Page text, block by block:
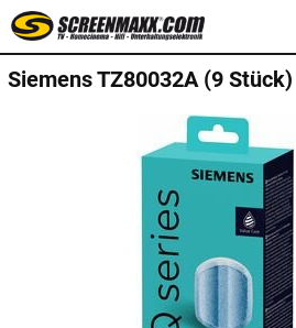
SiemensTZ80032A (9 Stück)